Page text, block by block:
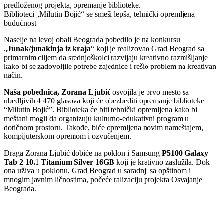
predloženog projekta, opremanje biblioteke.
Biblioteci „Milutin Bojić“ se smeši lepša, tehnički opremljena
budućnost.
Naselje na levoj obali Beograda pobedilo je na konkursu
„Junak/junakinja iz kraja“ koji je realizovao Grad Beograd sa
primarnim ciljem da srednjoškolci razvijaju kreativno razmišljanje
kako bi se zadovoljile potrebe zajednice i rešio problem na kreativan
način.
Naša pobednica, Zorana Ljubić osvojila je prvo mesto sa
ubedljivih 4 470 glasova koji će obezbediti opremanje biblioteke
“Milutin Bojić”. Biblioteka će biti tehnički opremljena kako bi
meštani mogli da organizuju kulturno-edukativni program u
dotičnom prostoru. Takođe, biće opremljena novim nameštajem,
kompijuterskom opremom i ozvučenjem.
Draga Zorana Ljubić dobiće na poklon i Samsung P5100 Galaxy
Tab 2 10.1 Titanium Silver 16GB koji je krativno zaslužila. Dok
ona uživa u poklonu, Grad Beograd u saradnji sa opštinom i
mnogim javnim ličnostima, počeće ralizaciju projekta Osvajanje
Beograda.